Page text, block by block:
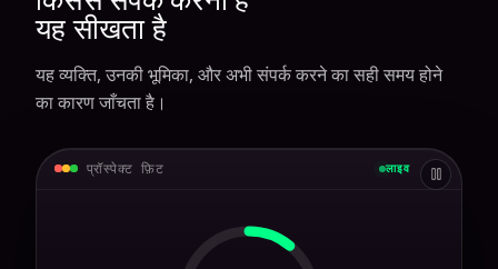
यह सीखता है
यह व्यक्ति, उनकी भूमिका, और अभी संपर्क करने का सही समय होने
का कारण जाँचता है।
प्रॉस्पेक्ट फ़िट लाइव